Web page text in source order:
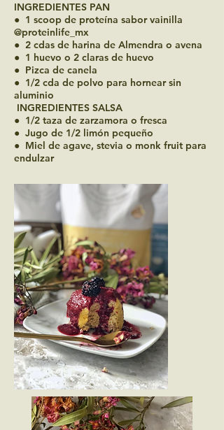
INGREDIENTES PAN
● 1 scoop de proteína sabor vainilla
@proteinlife_mx
● 2 cdas de harina de Almendra o avena
● 1 huevo o 2 claras de huevo
● Pizca de canela
● 1/2 cda de polvo para hornear sin
aluminio
INGREDIENTES SALSA
● 1/2 taza de zarzamora o fresca
● Jugo de 1/2 limón pequeño
● Miel de agave, stevia o monk fruit para
endulzar